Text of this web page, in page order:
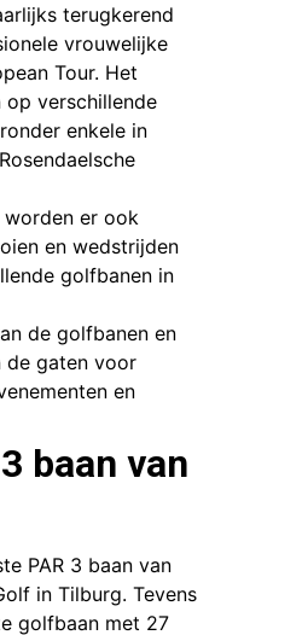
terugkerend
vrouwelijke
Tour. Het
verschillende
enkele in
worden er ook
en wedstrijden
golfbanen in
de golfbanen en
de gaten voor
en
baan van
PAR 3 baan van
in Tilburg. Tevens
golfbaan met 27